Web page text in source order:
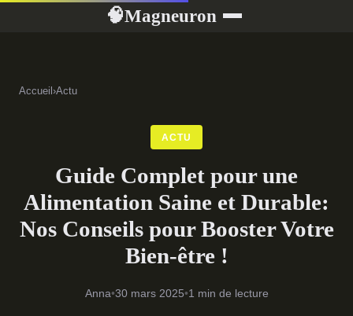
🧠Magneuron
Accueil ›Actu
ACTU
Guide Complet pour une
Alimentation Saine et Durable:
Nos Conseils pour Booster Votre
Bien-être !
Anna•30 mars 2025•1 min de lecture